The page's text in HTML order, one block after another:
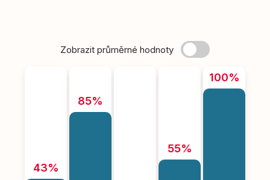
Zobrazit průměrné hodnoty
43%
85%
55%
100%